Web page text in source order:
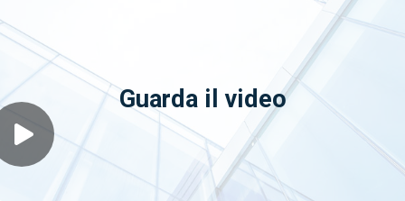
Guarda il video